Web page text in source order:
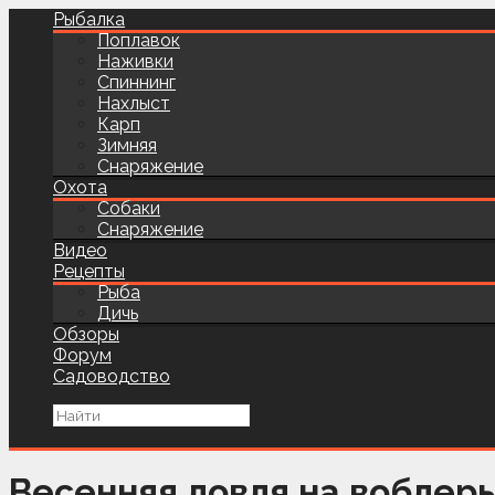
Рыбалка
Поплавок
Наживки
Спиннинг
Нахлыст
Карп
Зимняя
Снаряжение
Охота
Собаки
Снаряжение
Видео
Рецепты
Рыба
Дичь
Обзоры
Форум
Садоводство